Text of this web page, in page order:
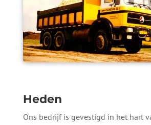
Heden
Ons bedrijf is gevestigd in het hart